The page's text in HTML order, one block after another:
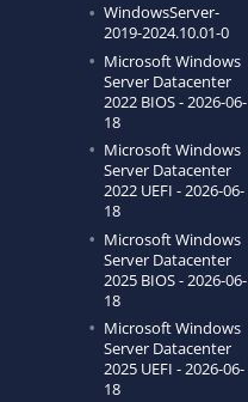
WindowsServer-
2019-2024.10.01-0
Microsoft Windows
Server Datacenter
2022 BIOS - 2026-06-
18
Microsoft Windows
Server Datacenter
2022 UEFI - 2026-06-
18
Microsoft Windows
Server Datacenter
2025 BIOS - 2026-06-
18
Microsoft Windows
Server Datacenter
2025 UEFI - 2026-06-
18